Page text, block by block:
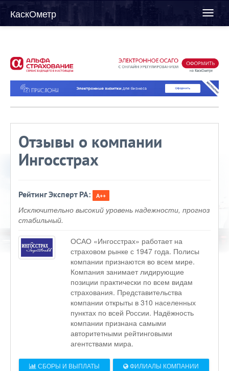
Toggle
КаскОметр
Отзывы о компании
Ингосстрах
Рейтинг Эксперт РА: A++
Исключительно высокий уровень надежности, прогноз
стабильный.
ОСАО «Ингосстрах» работает на
страховом рынке с 1947 года. Полисы
компании признаются во всем мире.
Компания занимает лидирующие
позиции практически по всем видам
страхования. Представительства
компании открыты в 310 населенных
пунктах по всей России. Надёжность
компании признана самыми
авторитетными рейтинговыми
агентствами мира.
СБОРЫ И ВЫПЛАТЫ ФИЛИАЛЫ КОМПАНИИ